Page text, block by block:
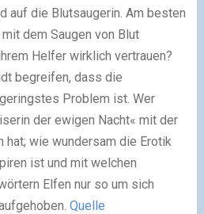
auf die Blutsaugerin. Am besten
dem Saugen von Blut
Helfer wirklich vertrauen?
begreifen, dass die
Problem ist. Wer
der ewigen Nacht« mit der
wie wundersam die Erotik
ist und mit welchen
Elfen nur so um sich
Quelle